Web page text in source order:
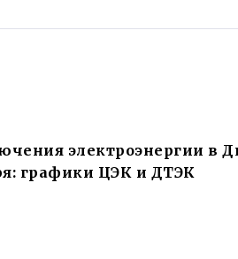
электроэнергии в
графики ЦЭК и ДТЭК